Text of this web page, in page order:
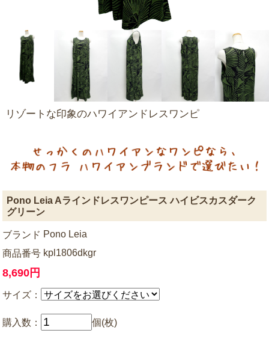
リゾートな印象のハワイアンドレスワンピ
Pono Leia Aラインドレスワンピース ハイビスカスダーク
グリーン
ブランド Pono Leia
商品番号 kpl1806dkgr
8,690円
サイズ：
購入数： 個(枚)